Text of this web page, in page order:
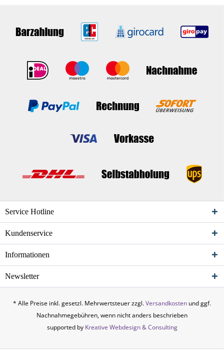
Service Hotline
Kundenservice
Informationen
Newsletter
* Alle Preise inkl. gesetzl. Mehrwertsteuer zzgl.Versandkosten und ggf.
Nachnahmegebühren, wenn nicht anders beschrieben
supported by Kreative Webdesign & Consulting